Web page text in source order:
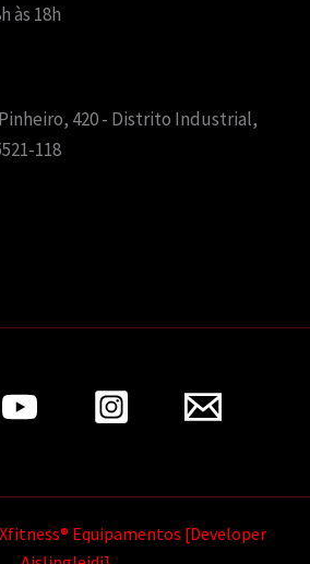
às 18h
420 - Distrito Industrial,
118
Equipamentos [Developer